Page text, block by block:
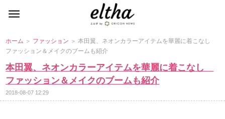
ホーム ＞ ファッション ＞ 本田翼、ネオンカラーアイテムを華麗に着こなし
ファッション＆メイクのブームも紹介
本田翼、ネオンカラーアイテムを華麗に着こなし
ファッション＆メイクのブームも紹介
2018-08-07 12:29